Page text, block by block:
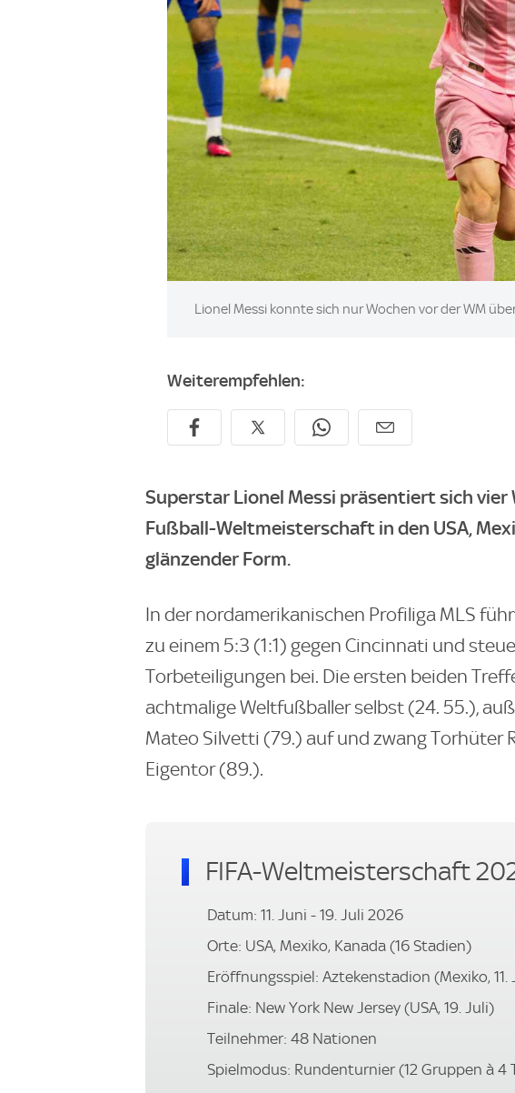
Image:
Lionel Messi konnte sich nur Wochen vor der WM
Weiterempfehlen:
Superstar Lionel Messi präsentiert sich
Fußball-Weltmeisterschaft in den USA,
glänzender Form.
In der nordamerikanischen Profiliga MLS
zu einem 5:3 (1:1) gegen Cincinnati und
Torbeteiligungen bei. Die ersten beiden
achtmalige Weltfußballer selbst (24. 55.),
Mateo Silvetti (79.) auf und zwang Torhüter
Eigentor (89.).
FIFA-Weltmeisterschaft
Datum: 11. Juni - 19. Juli 2026
Orte: USA, Mexiko, Kanada (16 Stadien)
Eröffnungsspiel: Aztekenstadion (Mexiko, 11.
Finale: New York New Jersey (USA, 19. Juli)
Teilnehmer: 48 Nationen
Spielmodus: Rundenturnier (12 Gruppen à 4